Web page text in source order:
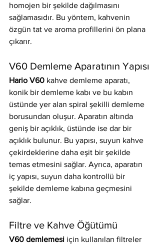
homojen bir şekilde dağılmasını
sağlamasıdır. Bu yöntem, kahvenin
özgün tat ve aroma profillerini ön plana
çıkarır.
V60 Demleme Aparatının Yapısı
Hario V60 kahve demleme aparatı,
konik bir demleme kabı ve bu kabın
üstünde yer alan spiral şekilli demleme
borusundan oluşur. Aparatın altında
geniş bir açıklık, üstünde ise dar bir
açıklık bulunur. Bu yapısı, suyun kahve
çekirdeklerine daha eşit bir şekilde
temas etmesini sağlar. Ayrıca, aparatın
iç yapısı, suyun daha kontrollü bir
şekilde demleme kabına geçmesini
sağlar.
Filtre ve Kahve Öğütümü
V60 demlemesi için kullanılan filtreler